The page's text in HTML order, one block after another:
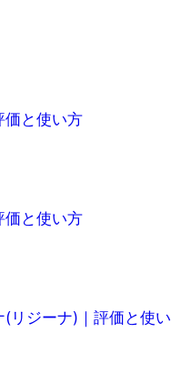
価と使い方
価と使い方
(リジーナ)｜評価と使い